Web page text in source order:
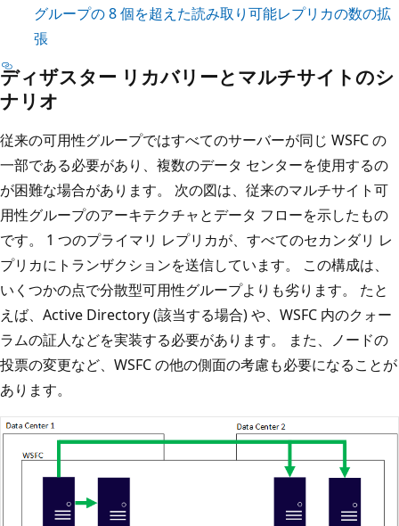
グループの 8 個を超えた読み取り可能レプリカの数の拡
張
ディザスター リカバリーとマルチサイトのシ
ナリオ
従来の可用性グループではすべてのサーバーが同じ WSFC の
一部である必要があり、複数のデータ センターを使用するの
が困難な場合があります。 次の図は、従来のマルチサイト可
用性グループのアーキテクチャとデータ フローを示したもの
です。 1 つのプライマリ レプリカが、すべてのセカンダリ レ
プリカにトランザクションを送信しています。 この構成は、
いくつかの点で分散型可用性グループよりも劣ります。 たと
えば、Active Directory (該当する場合) や、WSFC 内のクォー
ラムの証人などを実装する必要があります。 また、ノードの
投票の変更など、WSFC の他の側面の考慮も必要になることが
あります。